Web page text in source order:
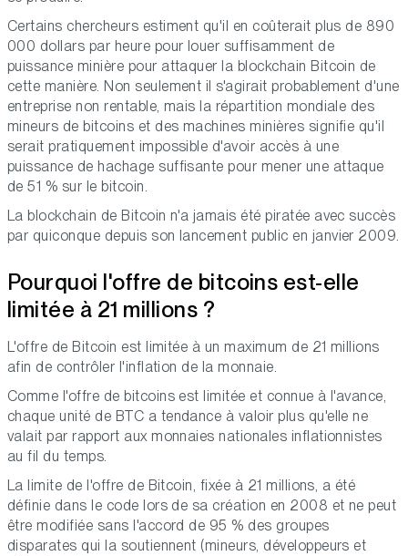
Certains chercheurs estiment qu'il en coûterait plus de 890
000 dollars par heure pour louer suffisamment de
puissance minière pour attaquer la blockchain Bitcoin de
cette manière. Non seulement il s'agirait probablement d'une
entreprise non rentable, mais la répartition mondiale des
mineurs de bitcoins et des machines minières signifie qu'il
serait pratiquement impossible d'avoir accès à une
puissance de hachage suffisante pour mener une attaque
de 51 % sur le bitcoin.
La blockchain de Bitcoin n'a jamais été piratée avec succès
par quiconque depuis son lancement public en janvier 2009.
Pourquoi l'offre de bitcoins est-elle
limitée à 21 millions ?
L'offre de Bitcoin est limitée à un maximum de 21 millions
afin de contrôler l'inflation de la monnaie.
Comme l'offre de bitcoins est limitée et connue à l'avance,
chaque unité de BTC a tendance à valoir plus qu'elle ne
valait par rapport aux monnaies nationales inflationnistes
au fil du temps.
La limite de l'offre de Bitcoin, fixée à 21 millions, a été
définie dans le code lors de sa création en 2008 et ne peut
être modifiée sans l'accord de 95 % des groupes
disparates qui la soutiennent (mineurs, développeurs et